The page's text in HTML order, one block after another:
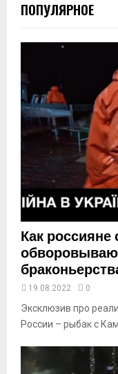
u
y
b
e
ПОПУЛЯРНОЕ
Как россияне
19.08.2022 0
Эксклюзив про
России – рыбак с